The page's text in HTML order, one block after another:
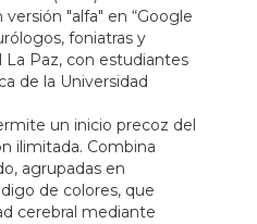
"alfa" en “Google
foniatras y
Paz, con estudiantes
de la Universidad
un inicio precoz del
ilimitada. Combina
agrupadas en
de colores, que
cerebral mediante